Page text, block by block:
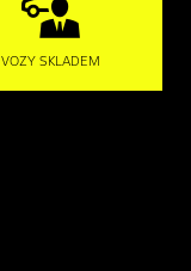
VOZY SKLADEM